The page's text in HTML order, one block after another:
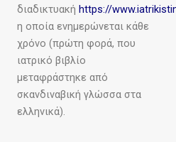
διαδικτυακή https://
η οποία ενημερώνεται κάθε
χρόνο (πρώτη φορά, που
ιατρικό βιβλίο
μεταφράστηκε από
σκανδιναβική γλώσσα στα
ελληνικά).